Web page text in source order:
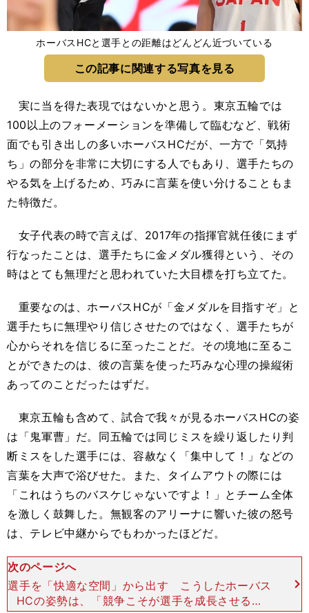
ホーバスHCと選手との距離はどんどん近づいている
この記事に関連する写真を見る
実に当を得た表現ではないかと思う。東京五輪では
100以上のフォーメーションを準備して臨むなど、戦術
面でも引き出しの多いホーバスHCだが、一方で「気持
ち」の部分を非常に大切にする人でもあり、選手たちの
やる気を上げるため、巧みに言葉を使い分けることもま
た特徴だ。
女子代表の時で言えば、2017年の指揮官就任後にまず
行なったことは、選手たちに金メダル獲得という、その
時はとても無理だと思われていた大目標を打ち立てた。
重要なのは、ホーバスHCが「金メダルを目指すぞ」と
選手たちに無理やり信じさせたのではなく、選手たちが
心からそれを信じるに至ったことだ。その境地に至るこ
とができたのは、彼の言葉を使った巧みな心理の操縦術
あってのことだったはずだ。
東京五輪も含めて、試合で我々が見るホーバスHCの姿
は「鬼軍曹」だ。同五輪では同じミスを繰り返したり判
断ミスをした選手には、容赦なく「集中して！」などの
言葉を大声で浴びせた。また、タイムアウトの際には
「これはうちのバスケじゃないですよ！」とチーム全体
を激しく鼓舞した。無観客のアリーナに響いた彼の怒号
は、テレビ中継からでもわかったほどだ。
次のページへ
選手を「快適な空間」から出す こうしたホーバス
HCの姿勢は、「競争こそが選手を成長させる」